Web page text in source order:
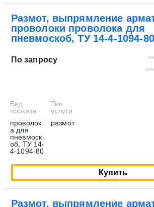
Размот, выпрямление
проволоки проволока для
пневмоскоб, ТУ 14-4-1094-
По запросу
Вид
проката
проволок
а для
пневмоск
об, ТУ 14-
4-1094-80
Тип
услуги
размот
Купить
Размот, выпрямление